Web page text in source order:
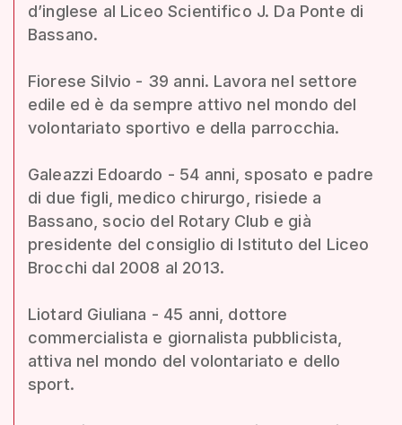
d’inglese al Liceo Scientifico J. Da Ponte di
Bassano.
Fiorese Silvio - 39 anni. Lavora nel settore
edile ed è da sempre attivo nel mondo del
volontariato sportivo e della parrocchia.
Galeazzi Edoardo - 54 anni, sposato e padre
di due figli, medico chirurgo, risiede a
Bassano, socio del Rotary Club e già
presidente del consiglio di Istituto del Liceo
Brocchi dal 2008 al 2013.
Liotard Giuliana - 45 anni, dottore
commercialista e giornalista pubblicista,
attiva nel mondo del volontariato e dello
sport.